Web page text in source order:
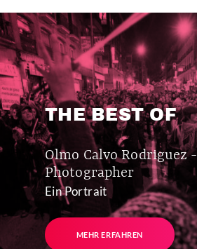
THE BEST OF
Olmo Calvo Rodriguez -
Photographer
Ein Portrait
MEHR ERFAHREN